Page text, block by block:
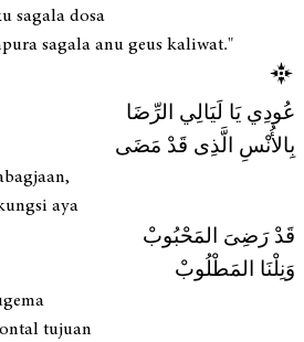
sagala dosa
sagala anu geus kaliwat."
عُودِي يَا لَيَالِي الرِّضَا
بِالأُنْسِ الَّذِى قَدْ مَضَى
aya
قَدْ رَضِىَ المَحْبُوبْ
وَنِلْنَا المَطْلُوبْ
tujuan